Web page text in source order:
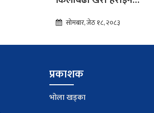
बरामद,दुई पकाउ
सोमबार, जेठ १८, २०८३
प्रकाशक
भाेला खड्का